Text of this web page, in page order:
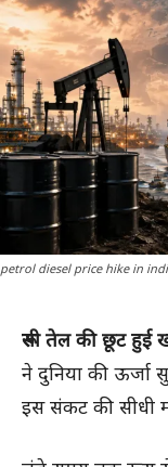
petrol diesel price hike in
रूसी तेल की छूट हुई
ने दुनिया की ऊर्जा
इस संकट की सीधी